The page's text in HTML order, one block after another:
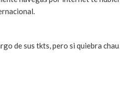
de sus tkts, pero si quiebra chau